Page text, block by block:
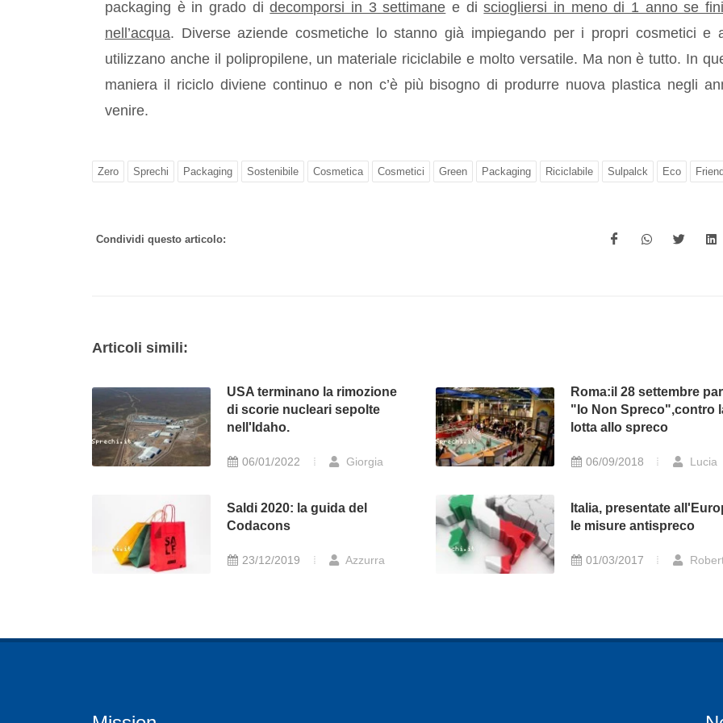
packaging è in grado didecomporsi in 3 settimane e disciogliersi in meno di 1 anno se
nell’acqua. Diverse aziende cosmetiche lo stanno già impiegando per i propri cosmetici e
utilizzano anche il polipropilene, un materiale riciclabile e molto versatile. Ma non è tutto. In
maniera il riciclo diviene continuo e non c’è più bisogno di produrre nuova plastica negli
venire.
Zero Sprechi Packaging Sostenibile Cosmetica Cosmetici Green Packaging Riciclabile Sulpalck Eco
Condividi questo articolo:
Articoli simili:
USA terminano la rimozione
di scorie nucleari sepolte
nell'Idaho.
06/01/2022 Giorgia
Roma:il 28 settembre
"Io Non Spreco",contro
lotta allo spreco
06/09/2018 Lucia
Saldi 2020: la guida del
Codacons
23/12/2019 Azzurra
Italia, presentate
le misure antispreco
01/03/2017